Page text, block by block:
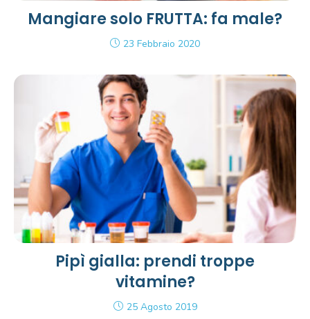
Mangiare solo FRUTTA: fa male?
23 Febbraio 2020
Pipì gialla: prendi troppe
vitamine?
25 Agosto 2019